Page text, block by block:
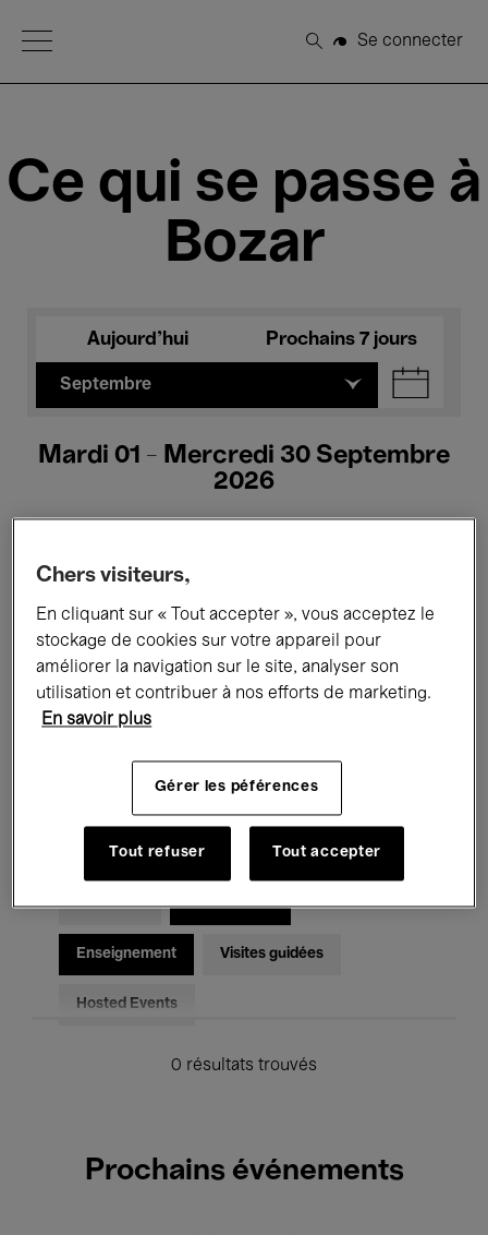
Open Menu
Rechercher
Se connecter
Ce qui se passe à
Bozar
Aujourd'hui Prochains 7 jours
Septembre
Mardi 01 - Mercredi 30 Septembre
2026
Tous les événements Concerts
Expositions Films Performances
Rencontres & Débats
Musique classique Global Music
Musique électronique
Pour tous Kids’ Palace
Enseignement Visites guidées
Hosted Events
0 résultats trouvés
Prochains événements
Chers visiteurs,
En cliquant sur « Tout accepter », vous acceptez le
stockage de cookies sur votre appareil pour
améliorer la navigation sur le site, analyser son
utilisation et contribuer à nos efforts de marketing.
En savoir plus
Gérer les péférences
Tout refuser Tout accepter